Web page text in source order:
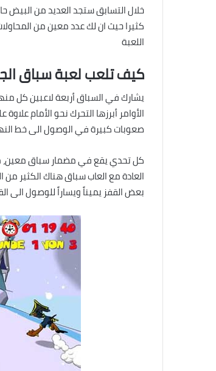
خلال التسابق ستجد العديد من البيض
كثيرا حيث ان لك عدد معين من
اللعبة
كيف تلعب لعبة سباق
يشارك في السباق أربعة لاعبين كل
الأوامر أبرزها التحرك نحو الأمام
صعوبات كبيرة في الوصول الى خط
كل تحدي يقع في مضمار سباق معين،
العادة مع العاب سباق هناك الكثير من
بعض القفز يميناً ويساراً للوصول الى